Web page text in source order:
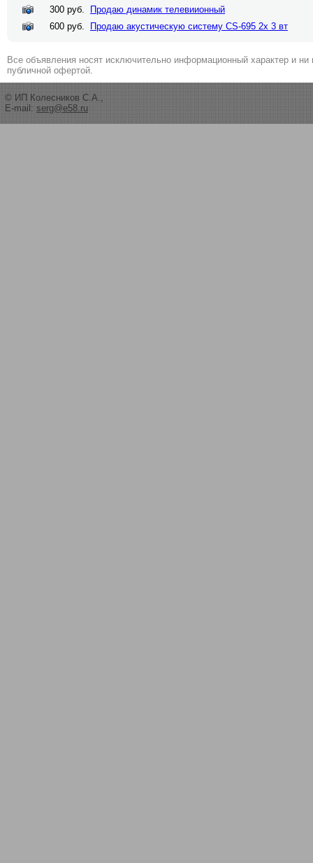
300 руб.
Продаю динамик телевиионный
600 руб.
Продаю акустическую систему CS-695 2х 3 вт
Все объявления носят исключительно информационный характер и ни
публичной офертой.
© ИП Колесников С.А.,
E-mail: serg@e58.ru